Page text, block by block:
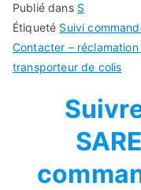
Publié dans S
Étiqueté Suivi
Contacter –
transporteur de colis